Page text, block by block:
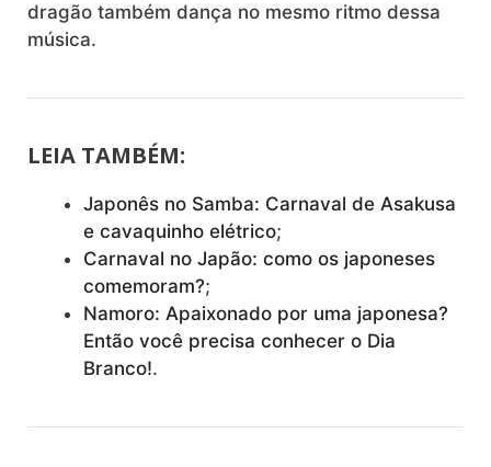
dragão também dança no mesmo ritmo dessa
música.
LEIA TAMBÉM:
Japonês no Samba: Carnaval de Asakusa
e cavaquinho elétrico;
Carnaval no Japão: como os japoneses
comemoram?;
Namoro: Apaixonado por uma japonesa?
Então você precisa conhecer o Dia
Branco!.